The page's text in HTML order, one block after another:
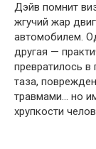
Дэйв помнит
жгучий жар
автомобилем.
другая —
превратилось
таза,
травмами… но
хрупкости